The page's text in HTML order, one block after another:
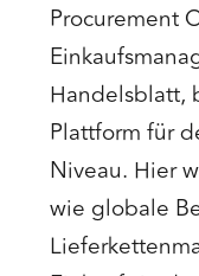
Procurement
Handelsblatt,
Plattform für
Niveau. Hier
wie globale